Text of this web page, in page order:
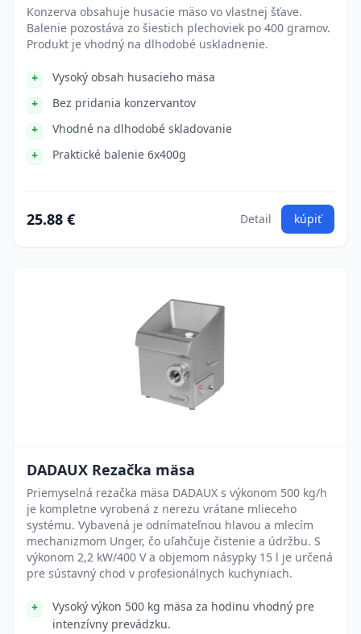
Konzerva obsahuje husacie mäso vo vlastnej šťave.
Balenie pozostáva zo šiestich plechoviek po 400 gramov.
Produkt je vhodný na dlhodobé uskladnenie.
Vysoký obsah husacieho mäsa
Bez pridania konzervantov
Vhodné na dlhodobé skladovanie
Praktické balenie 6x400g
25.88 € Detail kúpiť
DADAUX Rezačka mäsa
Priemyselná rezačka mäsa DADAUX s výkonom 500 kg/h
je kompletne vyrobená z nerezu vrátane mlieceho
systému. Vybavená je odnímateľnou hlavou a mlecím
mechanizmom Unger, čo uľahčuje čistenie a údržbu. S
výkonom 2,2 kW/400 V a objemom násypky 15 l je určená
pre sústavný chod v profesionálnych kuchyniach.
Vysoký výkon 500 kg mäsa za hodinu vhodný pre
intenzívny prevádzku.